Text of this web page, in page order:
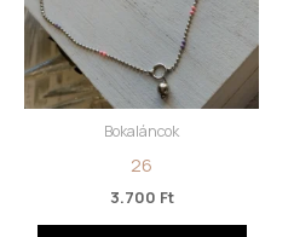
Bokaláncok
26
3.700 Ft